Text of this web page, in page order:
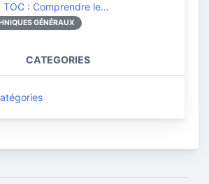
TOC : Comprendre le…
GÉNÉRAUX
CATEGORIES